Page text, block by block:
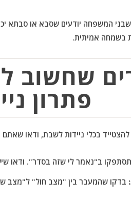
המשפחה יודעים שסבא או סבתא
בשמחה אמיתית.
שחשוב
פתרון
בכלי ניידות לשבת, ודאו שאתם
ב"נאמר לי שזה בסדר". ודאו
בדקו שהמעבר בין "מצב חול" ל"מצב